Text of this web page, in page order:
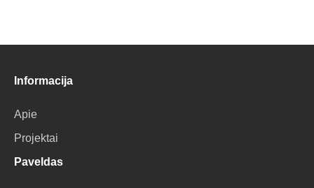
Informacija
Apie
Projektai
Paveldas